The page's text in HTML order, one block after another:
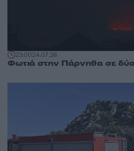
23:0024.07.26
Φωτιά στην Πάρνηθα σε